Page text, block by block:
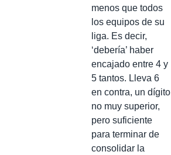
menos que todos
los equipos de su
liga. Es decir,
‘debería’ haber
encajado entre 4 y
5 tantos. Lleva 6
en contra, un dígito
no muy superior,
pero suficiente
para terminar de
consolidar la